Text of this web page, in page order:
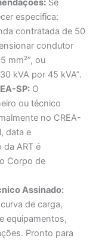
Se
especifica:
contratada de 50
condutor
mm²”, ou
kVA por 45 kVA”.
SP: O
ou técnico
no CREA-
data e
da ART é
Corpo de
Assinado:
de carga,
equipamentos,
Pronto para